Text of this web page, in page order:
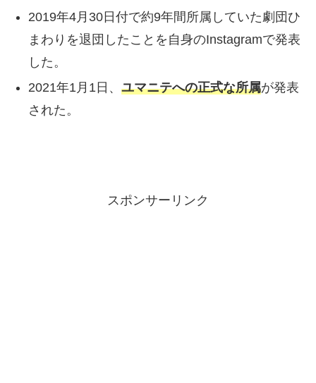
2019年4月30日付で約9年間所属していた劇団ひ
まわりを退団したことを自身のInstagramで発表
した。
2021年1月1日、 ユマニテへの正式な所属が発表
された。
スポンサーリンク